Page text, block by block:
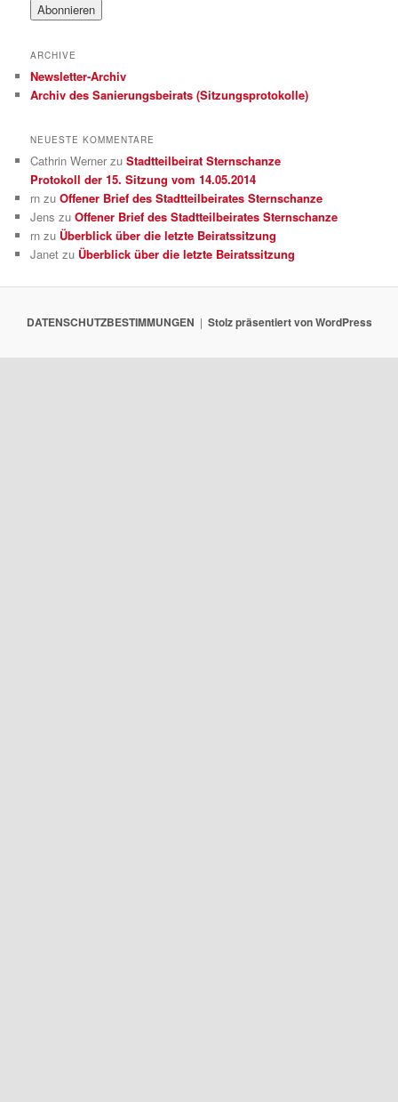
ARCHIVE
Newsletter-Archiv
Archiv des Sanierungsbeirats (Sitzungsprotokolle)
NEUESTE KOMMENTARE
Cathrin Werner zuStadtteilbeirat Sternschanze
Protokoll der 15. Sitzung vom 14.05.2014
rn zuOffener Brief des Stadtteilbeirates Sternschanze
Jens zuOffener Brief des Stadtteilbeirates Sternschanze
rn zu Überblick über die letzte Beiratssitzung
Janet zu Überblick über die letzte Beiratssitzung
DATENSCHUTZBESTIMMUNGEN Stolz präsentiert von WordPress